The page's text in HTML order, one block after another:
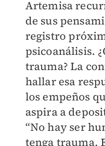
Artemisa
de sus
registro
psicoanálisis.
trauma? La
hallar esa
los empeños
aspira a
“No hay ser
tenga trauma.